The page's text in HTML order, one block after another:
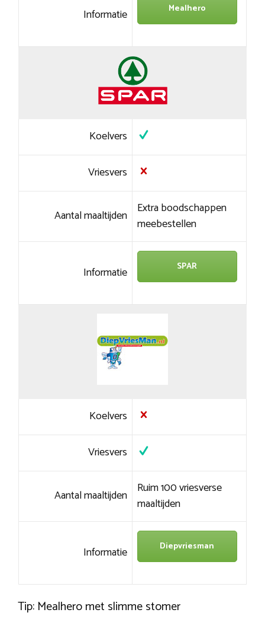
Informatie Mealhero
Koelvers
Vriesvers
Aantal maaltijden Extra boodschappen
meebestellen
Informatie SPAR
Koelvers
Vriesvers
Aantal maaltijden Ruim 100 vriesverse
maaltijden
Informatie Diepvriesman
Tip: Mealhero met slimme stomer